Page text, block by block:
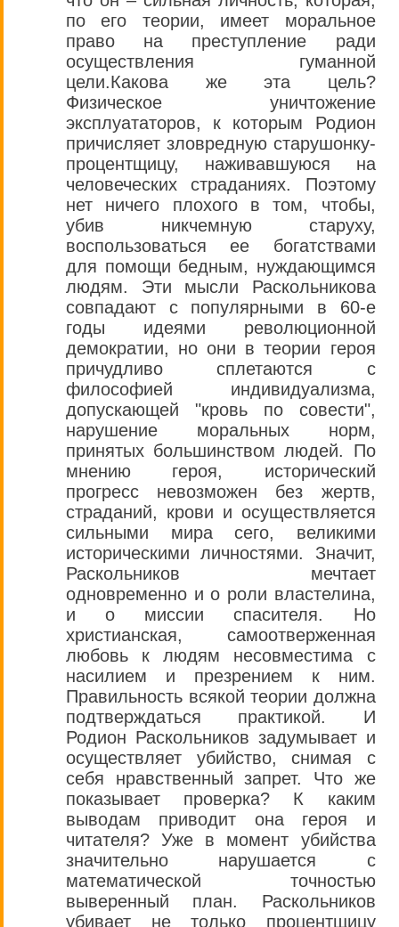
по его теории, имеет моральное
право на преступление ради
осуществления гуманной
цели.Какова же эта цель?
Физическое уничтожение
эксплуататоров, к которым Родион
причисляет зловредную старушонку-
процентщицу, наживавшуюся на
человеческих страданиях. Поэтому
нет ничего плохого в том, чтобы,
убив никчемную старуху,
воспользоваться ее богатствами
для помощи бедным, нуждающимся
людям. Эти мысли Раскольникова
совпадают с популярными в 60-е
годы идеями революционной
демократии, но они в теории героя
причудливо сплетаются с
философией индивидуализма,
допускающей "кровь по совести",
нарушение моральных норм,
принятых большинством людей. По
мнению героя, исторический
прогресс невозможен без жертв,
страданий, крови и осуществляется
сильными мира сего, великими
историческими личностями. Значит,
Раскольников мечтает
одновременно и о роли властелина,
и о миссии спасителя. Но
христианская, самоотверженная
любовь к людям несовместима с
насилием и презрением к ним.
Правильность всякой теории должна
подтверждаться практикой. И
Родион Раскольников задумывает и
осуществляет убийство, снимая с
себя нравственный запрет. Что же
показывает проверка? К каким
выводам приводит она героя и
читателя? Уже в момент убийства
значительно нарушается с
математической точностью
выверенный план. Раскольников
убивает не только процентщицу